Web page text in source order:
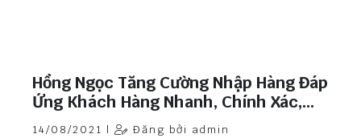
Hồng Ngọc Tăng Cường Nhập Hàng Đáp
Ứng Khách Hàng Nhanh, Chính Xác,
Chất Lượng.
14/08/2021 | Đăng bởi admin